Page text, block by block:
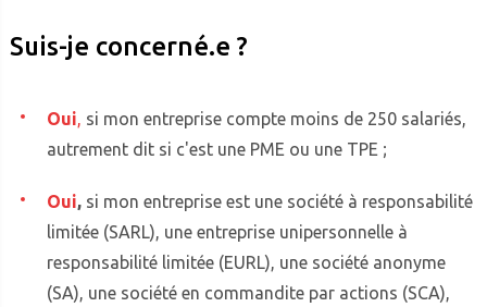
Suis-je concerné.e ?
Oui, si mon entreprise compte moins de 250 salariés,
autrement dit si c'est une PME ou une TPE ;
Oui,si mon entreprise est une société à responsabilité
limitée (SARL), une entreprise unipersonnelle à
responsabilité limitée (EURL), une société anonyme
(SA), une société en commandite par actions (SCA),